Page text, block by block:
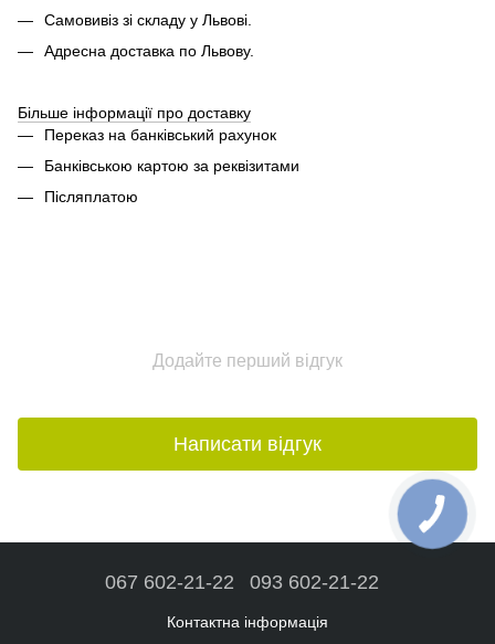
Самовивіз зі складу у Львові.
Адресна доставка по Львову.
Більше інформації про доставку
Переказ на банківський рахунок
Банківською картою за реквізитами
Післяплатою
Додайте перший відгук
Написати відгук
067 602-21-22 093 602-21-22
Контактна інформація